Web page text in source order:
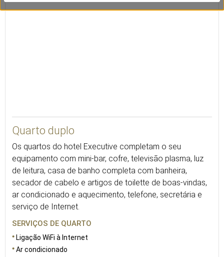
Quarto duplo
Os quartos do hotel Executive completam o seu
equipamento com mini-bar, cofre, televisão plasma, luz
de leitura, casa de banho completa com banheira,
secador de cabelo e artigos de toilette de boas-vindas,
ar condicionado e aquecimento, telefone, secretária e
serviço de Internet.
SERVIÇOS DE QUARTO
Ligação WiFi à Internet
Ar condicionado